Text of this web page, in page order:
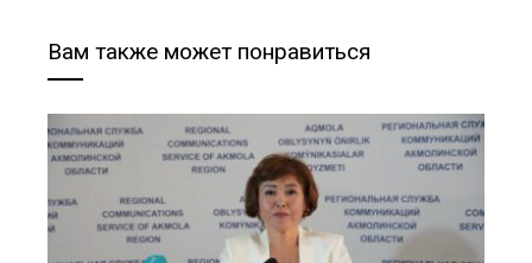
Вам также может понравиться